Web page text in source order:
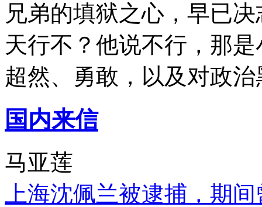
兄弟的填狱之心，早已
天行不？他说不行，那
超然、勇敢，以及对政
国内来信
马亚莲
上海沈佩兰被逮捕，期